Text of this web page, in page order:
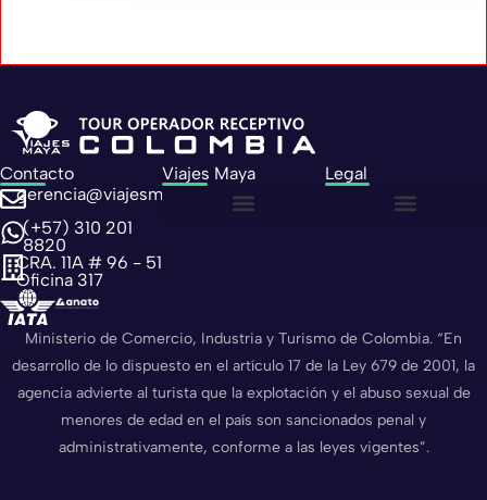
Contacto
gerencia@viajesmaya.com.co
(+57) 310 201
8820
CRA. 11A # 96 - 51
Oficina 317
Viajes Maya Legal
Ministerio de Comercio, Industria y Turismo de Colombia. “En
desarrollo de lo dispuesto en el artículo 17 de la Ley 679 de 2001, la
agencia advierte al turista que la explotación y el abuso sexual de
menores de edad en el país son sancionados penal y
administrativamente, conforme a las leyes vigentes”.